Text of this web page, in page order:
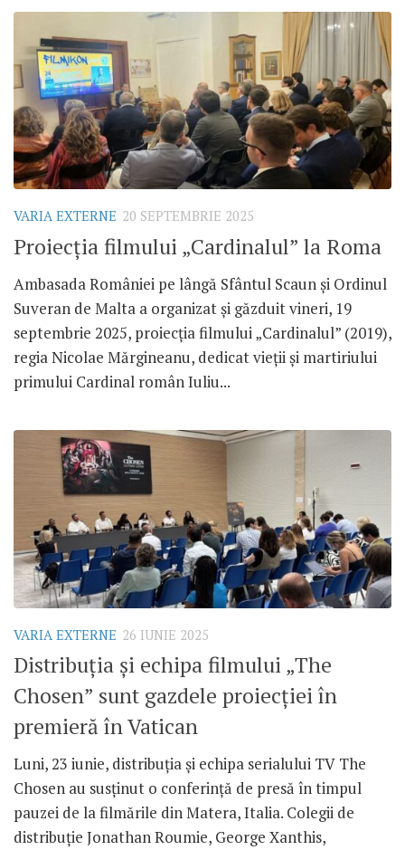
VARIA EXTERNE 20 SEPTEMBRIE 2025
Proiecția filmului „Cardinalul” la Roma
Ambasada României pe lângă Sfântul Scaun și Ordinul
Suveran de Malta a organizat și găzduit vineri, 19
septembrie 2025, proiecția filmului „Cardinalul” (2019),
regia Nicolae Mărgineanu, dedicat vieții și martiriului
primului Cardinal român Iuliu...
VARIA EXTERNE 26 IUNIE 2025
Distribuția și echipa filmului „The
Chosen” sunt gazdele proiecției în
premieră în Vatican
Luni, 23 iunie, distribuția și echipa serialului TV The
Chosen au susținut o conferință de presă în timpul
pauzei de la filmările din Matera, Italia. Colegii de
distribuție Jonathan Roumie, George Xanthis,